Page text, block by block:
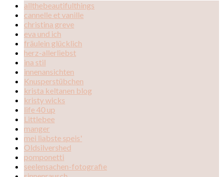
allthebeautifulthings
cannelle et vanille
christina greve
eva und ich
fräulein glücklich
herz-allerliebst
ina stil
innenansichten
Knusperstübchen
krista keltanen blog
kristy wicks
life 40 up
Littlebee
manger
mei liabste speis'
Oldsilvershed
pomponetti
seelensachen-fotografie